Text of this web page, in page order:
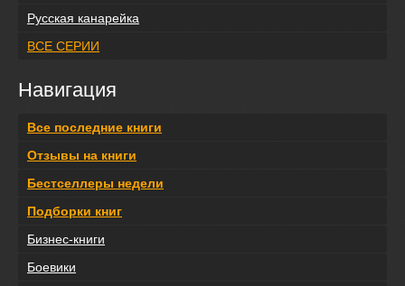
Русская канарейка
ВСЕ СЕРИИ
Навигация
Все последние книги
Отзывы на книги
Бестселлеры недели
Подборки книг
Бизнес-книги
Боевики